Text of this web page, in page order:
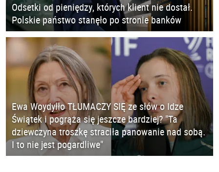
Odsetki od pieniędzy, których klient nie dostał.
Polskie państwo stanęło po stronie banków
Ewa Woydyłło TŁUMACZY SIĘ ze słów o Idze
Świątek i pogrąża się jeszcze bardziej? "Ta
dziewczyna troszkę straciła panowanie nad sobą.
I to nie jest pogardliwe"